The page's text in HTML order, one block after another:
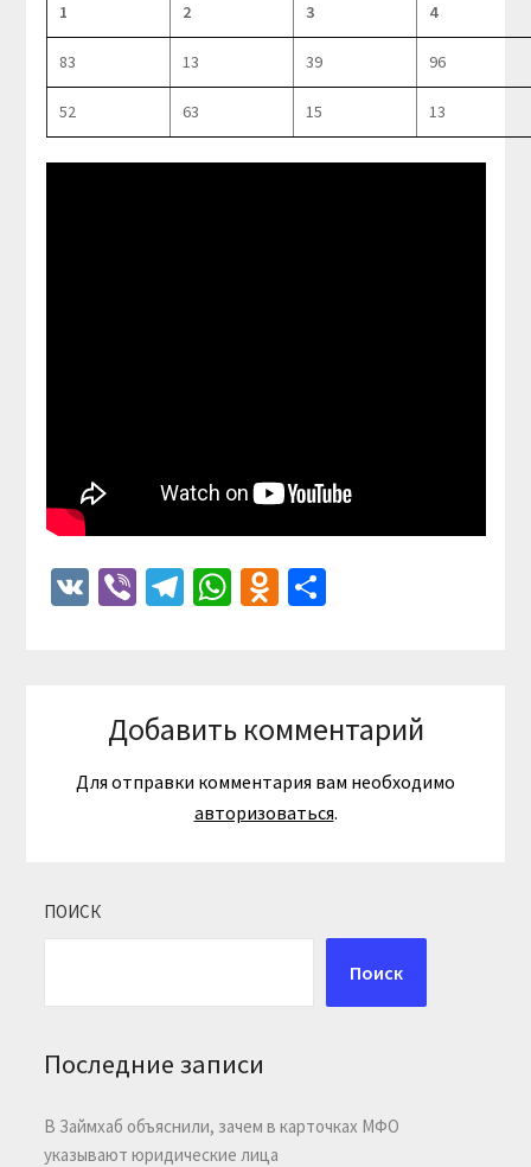
1
2
3
4
83 13 39 96
52 63 15 13
VKViberTelegram
WhatsApp
Odnoklassniki
Отправить
Добавить комментарий
Для отправки комментария вам необходимо
авторизоваться.
ПОИСК
Поиск
Последние записи
В Займхаб объяснили, зачем в карточках МФО
указывают юридические лица